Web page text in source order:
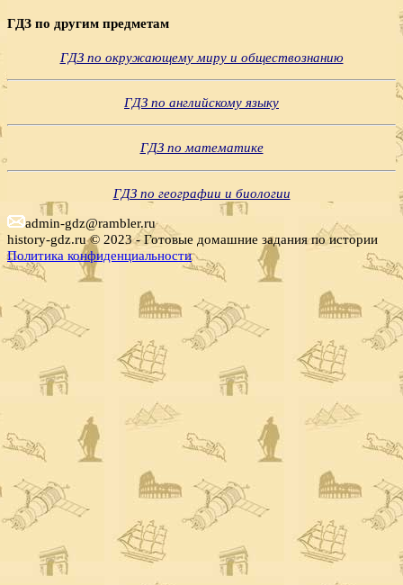
ГДЗ по другим предметам
ГДЗ по окружающему миру и обществознанию
ГДЗ по английскому языку
ГДЗ по математике
ГДЗ по географии и биологии
admin-gdz@rambler.ru
history-gdz.ru © 2023 - Готовые домашние задания по истории
Политика конфиденциальности